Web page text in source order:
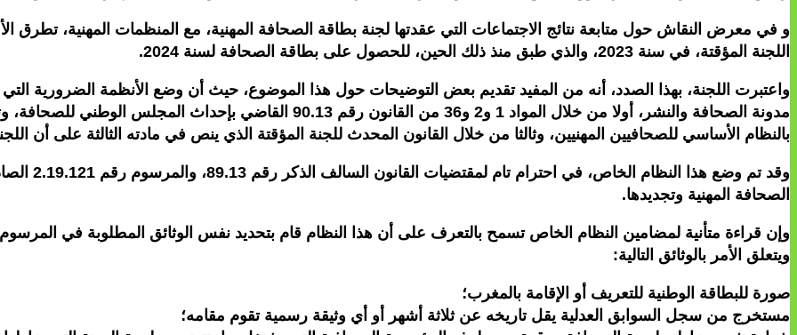
و في معرض النقاش حول متابعة نتائج الاجتماعات التي عقدتها لجنة بطاقة الصحافة المهنية، مع المنظمات المهنية،
اللجنة المؤقتة، في سنة 2023، والذي طبق منذ ذلك الحين، للحصول على بطاقة الصحافة لسنة 2024.
واعتبرت اللجنة، بهذا الصدد، أنه من المفيد تقديم بعض التوضيحات حول هذا الموضوع، حيث أن وضع الأنظمة الضرورية
بالنظام الأساسي للصحافيين المهنيين، وثالثا من خلال القانون المحدث للجنة المؤقتة الذي ينص في مادته الثالثة على أن
الصحافة المهنية وتجديدها.
وإن قراءة متأنية لمضامين النظام الخاص تسمح بالتعرف على أن هذا النظام قام بتحديد نفس الوثائق المطلوبة في المرسوم
ويتعلق الأمر بالوثائق التالية:
صورة للبطاقة الوطنية للتعريف أو الإقامة بالمغرب؛
مستخرج من سجل السوابق العدلية يقل تاريخه عن ثلاثة أشهر أو أي وثيقة رسمية تقوم مقامه؛